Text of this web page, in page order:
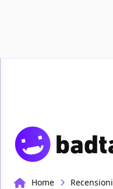
Home Recensioni